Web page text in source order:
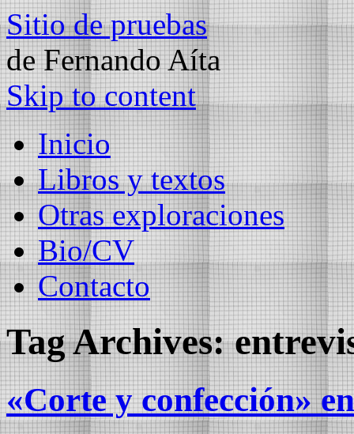
Sitio de pruebas
de Fernando Aíta
Skip to content
Inicio
Libros y textos
Otras exploraciones
Bio/CV
Contacto
Tag Archives:
«Corte y confección»